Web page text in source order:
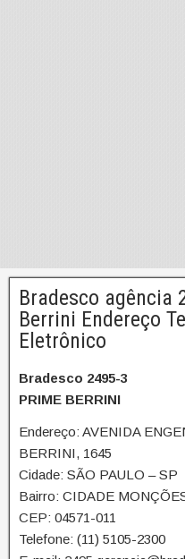
Bradesco agência
Berrini Endereço
Eletrônico
Bradesco 2495-3
PRIME BERRINI
Endereço: AVENIDA
BERRINI, 1645
Cidade: SÃO PAULO – SP
Bairro: CIDADE
CEP: 04571-011
Telefone: (11) 5105-2300